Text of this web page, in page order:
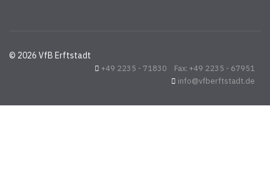
© 2026 VfB Erftstadt
+49 2235 - 71830 Fax: +49 2235 - 67951
info@vfberftstadt.de